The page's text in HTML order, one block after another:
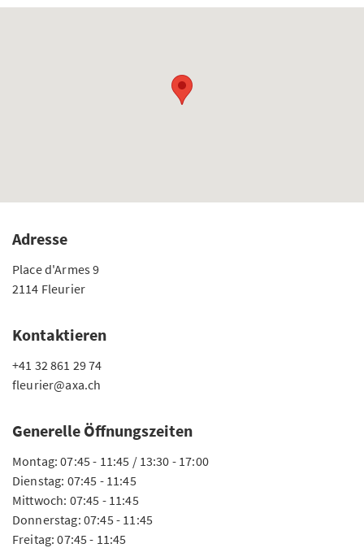
Adresse
Place d'Armes 9
2114 Fleurier
Kontaktieren
+41 32 861 29 74
fleurier@axa.ch
Generelle Öffnungszeiten
Montag: 07:45 - 11:45 / 13:30 - 17:00
Dienstag: 07:45 - 11:45
Mittwoch: 07:45 - 11:45
Donnerstag: 07:45 - 11:45
Freitag: 07:45 - 11:45